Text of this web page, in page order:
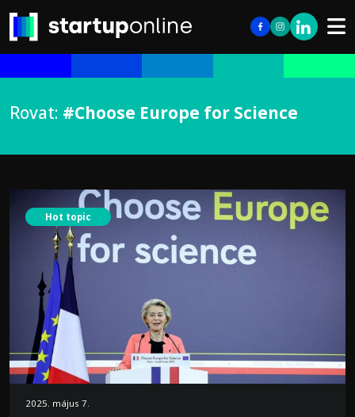
Rovat: #Choose Europe for Science
Hot topic
2025. május 7.